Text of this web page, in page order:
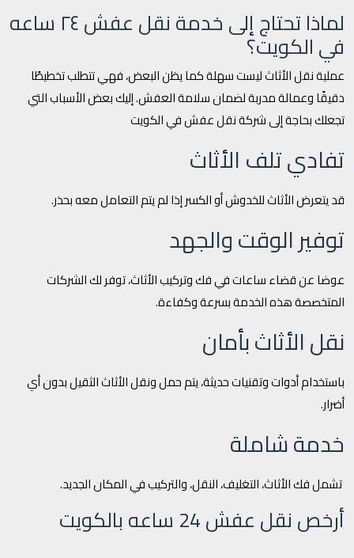
لماذا تحتاج إلى خدمة نقل عفش ٢٤ ساعه
في الكويت؟
عملية نقل الأثاث ليست سهلة كما يظن البعض، فهي تتطلب تخطيطًا
دقيقًا وعمالة مدربة لضمان سلامة العفش. إليك بعض الأسباب التي
تجعلك بحاجة إلى شركة نقل عفش في الكويت
تفادي تلف الأثاث
قد يتعرض الأثاث للخدوش أو الكسر إذا لم يتم التعامل معه بحذر.
توفير الوقت والجهد
عوضا عن قضاء ساعات في فك وتركيب الأثاث، توفر لك الشركات
المتخصصة هذه الخدمة بسرعة وكفاءة.
نقل الأثاث بأمان
باستخدام أدوات وتقنيات حديثة، يتم حمل ونقل الأثاث الثقيل بدون أي
أضرار.
خدمة شاملة
تشمل فك الأثاث، التغليف، النقل، والتركيب في المكان الجديد.
أرخص نقل عفش 24 ساعه بالكويت